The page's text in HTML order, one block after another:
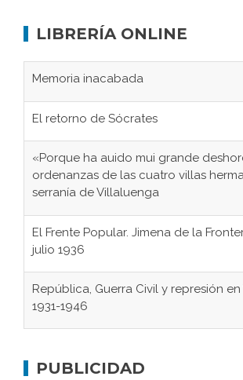
LIBRERÍA ONLINE
Memoria inacabada
El retorno de Sócrates
«Porque ha auido mui grande
ordenanzas de las cuatro villas
serranía de Villaluenga
El Frente Popular. Jimena de la
julio 1936
República, Guerra Civil y represión en
1931-1946
concentración nazis
PUBLICIDAD